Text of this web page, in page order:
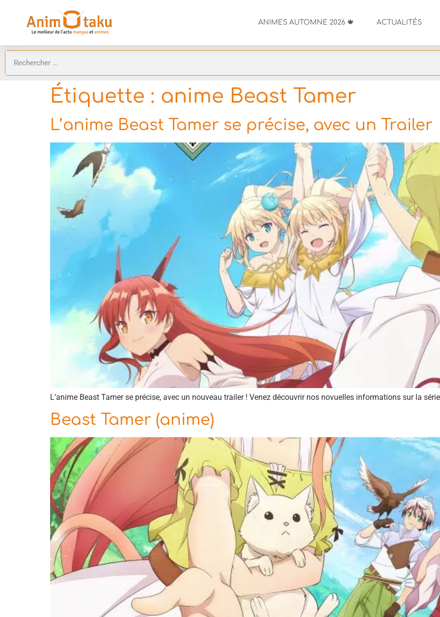
ANIMES AUTOMNE 2026 🍁 ACTUALITÉS
Étiquette : anime Beast Tamer
L’anime Beast Tamer se précise, avec un Trailer
L’anime Beast Tamer se précise, avec un nouveau trailer ! Venez découvrir nos novuelles informations sur la
Beast Tamer (anime)